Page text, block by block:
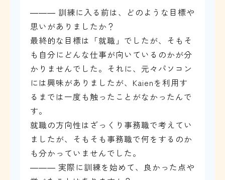
――― 訓練に入る前は、どのような目標や
思いがありましたか？
最終的な目標は「就職」でしたが、そもそ
も自分にどんな仕事が向いているのかが分
かりませんでした。それに、元々パソコン
には興味がありましたが、Kaienを利用す
るまでは一度も触ったことがなかったんで
す。
就職の方向性はざっくり事務職で考えてい
ましたが、そもそも事務職で何をするのか
も分かっていませんでした。
――― 実際に訓練を始めて、良かった点や